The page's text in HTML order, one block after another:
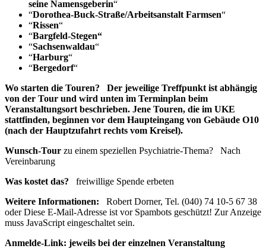
seine Namensgeberin“
“Dorothea-Buck-Straße/Arbeitsanstalt Farmsen“
“Rissen“
“Bargfeld-Stegen“
“Sachsenwaldau“
“Harburg“
“Bergedorf“
Wo starten die Touren?
Der jeweilige Treffpunkt ist abhängig
von der Tour und wird unten im Terminplan beim
Veranstaltungsort beschrieben. Jene Touren, die im UKE
stattfinden, beginnen vor dem Haupteingang von Gebäude O10
(nach der Hauptzufahrt rechts vom Kreisel).
Wunsch-Tour zu einem speziellen Psychiatrie-Thema? Nach
Vereinbarung
Was kostet das? freiwillige Spende erbeten
Weitere Informationen:
Robert Dorner, Tel. (040) 74 10-5 67 38
oderDiese E-Mail-Adresse ist vor Spambots geschützt! Zur Anzeige
muss JavaScript eingeschaltet sein.
Anmelde-Link: jeweils bei der einzelnen Veranstaltung